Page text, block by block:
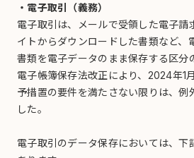
・電子取引（義務）
電子取引は、メールで受領した電子請
イトからダウンロードした書類など、
書類を電子データのまま保存する区分
電子帳簿保存法改正により、2024年1
予措置の要件を満たさない限りは、例
した。
電子取引のデータ保存においては、下